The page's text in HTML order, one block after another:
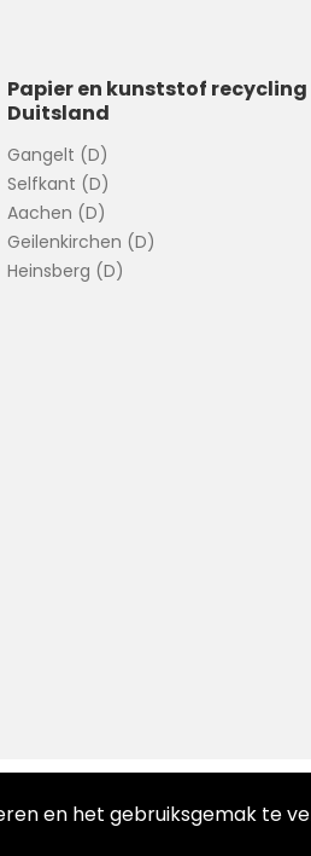
Papier en kunststof recycling
Duitsland
Gangelt (D)
Selfkant (D)
Aachen (D)
Geilenkirchen (D)
Heinsberg (D)
en het gebruiksgemak te